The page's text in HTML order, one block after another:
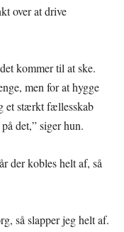
over at drive
kommer til at ske.
men for at hygge
et stærkt fællesskab
det,” siger hun.
der kobles helt af, så
så slapper jeg helt af.